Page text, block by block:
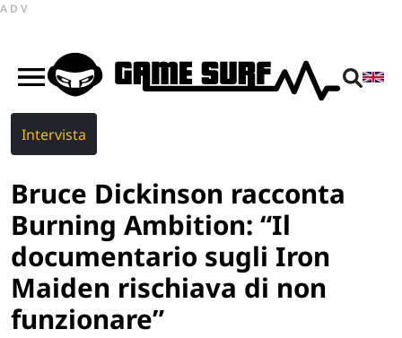
ADV
Intervista
Bruce Dickinson racconta
Burning Ambition: “Il
documentario sugli Iron
Maiden rischiava di non
funzionare”